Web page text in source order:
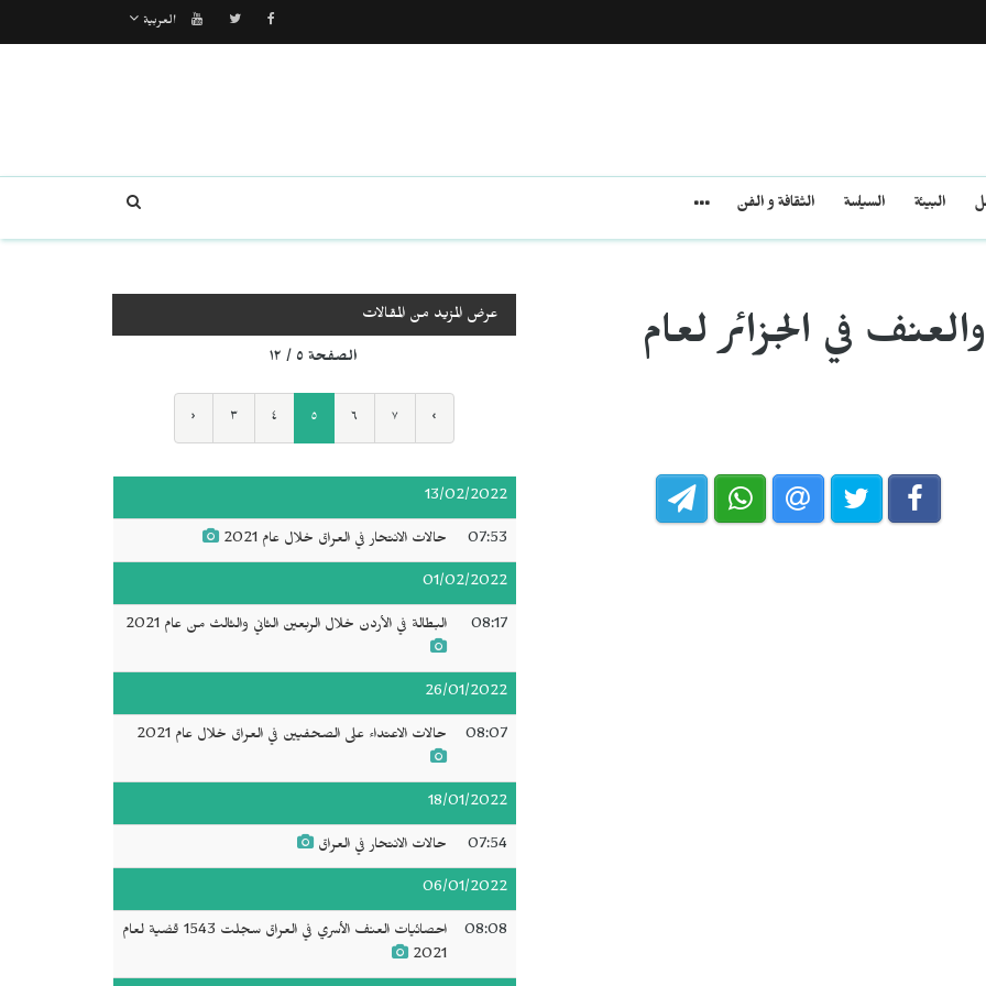
العربية
البيئة السياسة الثقافة و الفن
في الجزائر لعام
عرض المزيد من المقالات
الصفحة ٥ / ١٢
‹ ٣ ٤ ٥ ٦ ٧ ›
13/02/2022
07:53 حالات الانتحار في العراق خلال عام 2021
01/02/2022
08:17 البطالة في الأردن خلال الربعين الثاني والثالث من عام 2021
26/01/2022
08:07 حالات الاعتداء على الصحفيين في العراق خلال عام 2021
18/01/2022
07:54 حالات الانتحار في العراق
06/01/2022
08:08
احصائيات العنف الأسري في العراق سجلت 1543 قضية لعام
2021